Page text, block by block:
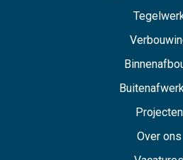
Projecten
Over ons